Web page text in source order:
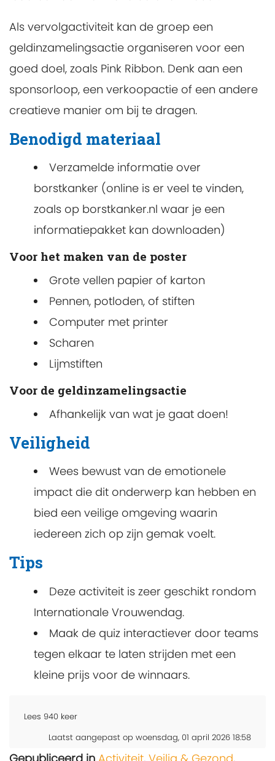
Als vervolgactiviteit kan de groep een
geldinzamelingsactie organiseren voor een
goed doel, zoals Pink Ribbon. Denk aan een
sponsorloop, een verkoopactie of een andere
creatieve manier om bij te dragen.
Benodigd materiaal
Verzamelde informatie over
borstkanker (online is er veel te vinden,
zoals op borstkanker.nl waar je een
informatiepakket kan downloaden)
Voor het maken van de poster
Grote vellen papier of karton
Pennen, potloden, of stiften
Computer met printer
Scharen
Lijmstiften
Voor de geldinzamelingsactie
Afhankelijk van wat je gaat doen!
Veiligheid
Wees bewust van de emotionele
impact die dit onderwerp kan hebben en
bied een veilige omgeving waarin
iedereen zich op zijn gemak voelt.
Tips
Deze activiteit is zeer geschikt rondom
Internationale Vrouwendag.
Maak de quiz interactiever door teams
tegen elkaar te laten strijden met een
kleine prijs voor de winnaars.
Lees 940 keer
Laatst aangepast op woensdag, 01 april 2026 18:58